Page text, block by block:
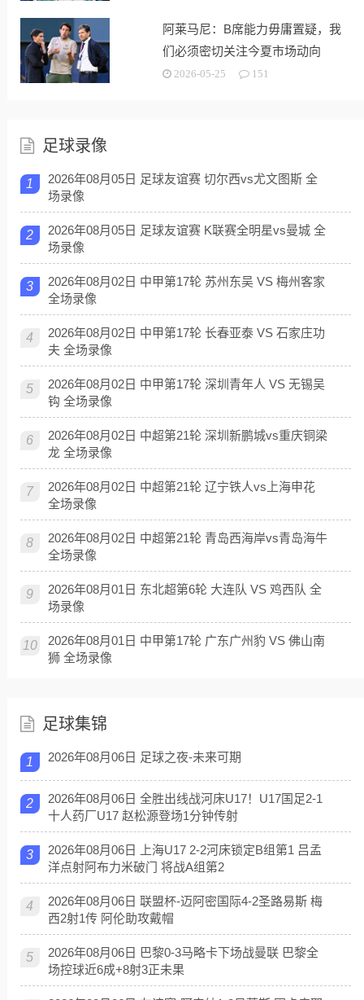
阿莱马尼：B席能力毋庸置疑，我
们必须密切关注今夏市场动向
2026-05-25 151
足球录像
1
2026年08月05日 足球友谊赛 切尔西vs尤文图斯 全
场录像
2
2026年08月05日 足球友谊赛 K联赛全明星vs曼城 全
场录像
3
2026年08月02日 中甲第17轮 苏州东吴 VS 梅州客家
全场录像
4
2026年08月02日 中甲第17轮 长春亚泰 VS 石家庄功
夫 全场录像
5
2026年08月02日 中甲第17轮 深圳青年人 VS 无锡吴
钩 全场录像
6
2026年08月02日 中超第21轮 深圳新鹏城vs重庆铜梁
龙 全场录像
7
2026年08月02日 中超第21轮 辽宁铁人vs上海申花
全场录像
8
2026年08月02日 中超第21轮 青岛西海岸vs青岛海牛
全场录像
9
2026年08月01日 东北超第6轮 大连队 VS 鸡西队 全
场录像
10
2026年08月01日 中甲第17轮 广东广州豹 VS 佛山南
狮 全场录像
足球集锦
1 2026年08月06日 足球之夜-未来可期
2
2026年08月06日 全胜出线战河床U17！U17国足2-1
十人药厂U17 赵松源登场1分钟传射
3
2026年08月06日 上海U17 2-2河床锁定B组第1 吕孟
洋点射阿布力米破门 将战A组第2
4
2026年08月06日 联盟杯-迈阿密国际4-2圣路易斯 梅
西2射1传 阿伦助攻戴帽
5
2026年08月06日 巴黎0-3马略卡下场战曼联 巴黎全
场控球近6成+8射3正未果